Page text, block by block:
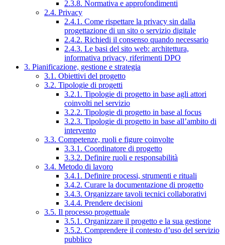
2.3.8. Normativa e approfondimenti
2.4. Privacy
2.4.1. Come rispettare la privacy sin dalla
progettazione di un sito o servizio digitale
2.4.2. Richiedi il consenso quando necessario
2.4.3. Le basi del sito web: architettura,
informativa privacy, riferimenti DPO
3. Pianificazione, gestione e strategia
3.1. Obiettivi del progetto
3.2. Tipologie di progetti
3.2.1. Tipologie di progetto in base agli attori
coinvolti nel servizio
3.2.2. Tipologie di progetto in base al focus
3.2.3. Tipologie di progetto in base all’ambito di
intervento
3.3. Competenze, ruoli e figure coinvolte
3.3.1. Coordinatore di progetto
3.3.2. Definire ruoli e responsabilità
3.4. Metodo di lavoro
3.4.1. Definire processi, strumenti e rituali
3.4.2. Curare la documentazione di progetto
3.4.3. Organizzare tavoli tecnici collaborativi
3.4.4. Prendere decisioni
3.5. Il processo progettuale
3.5.1. Organizzare il progetto e la sua gestione
3.5.2. Comprendere il contesto d’uso del servizio
pubblico